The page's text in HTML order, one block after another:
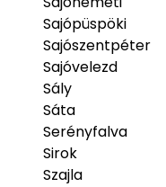
Sajópüspöki
Sajószentpéter
Sajóvelezd
Sály
Sáta
Serényfalva
Sirok
Szajla